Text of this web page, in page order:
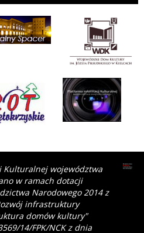
Kulturalnej województwa
w ramach dotacji
Narodowego 2014 z
infrastruktury
domów kultury"
14/FPK/NCK z dnia